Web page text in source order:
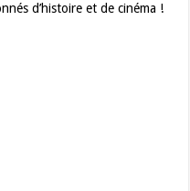
d’histoire et de cinéma !